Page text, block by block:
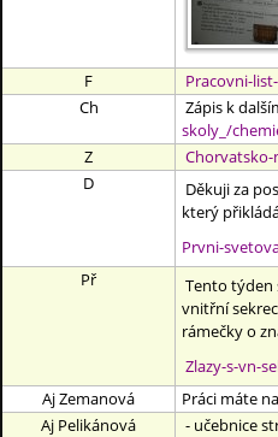
F
Pracovni-
Ch
Zápis k
skoly_/
Z
D
Děkuji za
který
Prvni-
Př
Tento týden
vnitřní
rámečky o
Zlazy-s-vn-
Aj Zemanová
Práci máte
Aj Pelikánová
- učebnice